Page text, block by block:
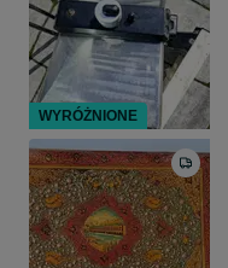
WYRÓŻNIONE